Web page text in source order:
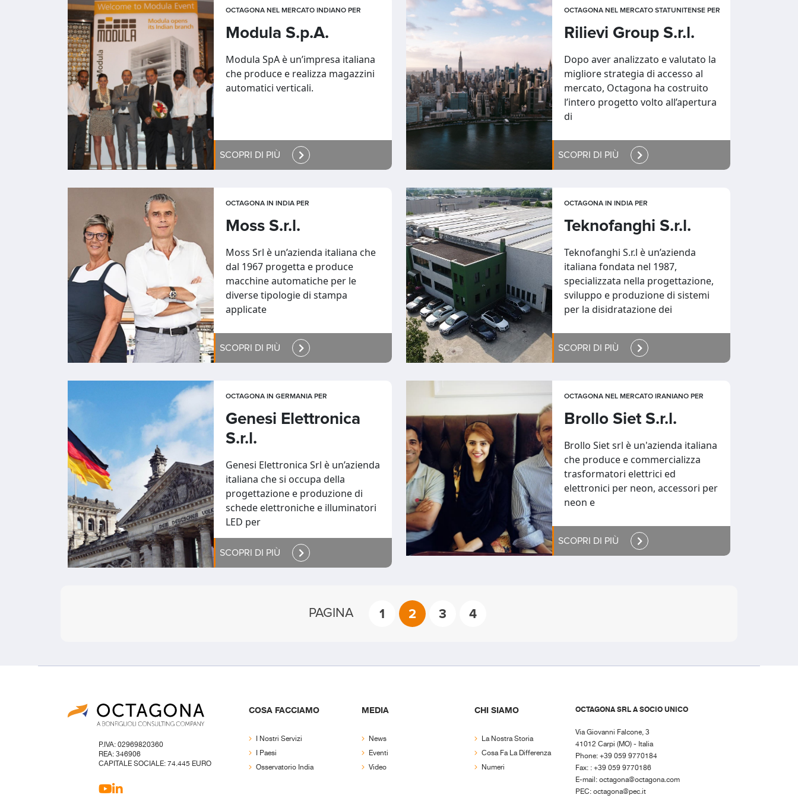
OCTAGONA NEL MERCATO INDIANO PER
Modula S.p.A.
Modula SpA è un’impresa italiana
che produce e realizza magazzini
automatici verticali.
SCOPRI DI PIÙ
OCTAGONA NEL MERCATO STATUNITENSE PER
Rilievi Group S.r.l.
Dopo aver analizzato e valutato la
migliore strategia di accesso al
mercato, Octagona ha costruito
l’intero progetto volto all’apertura
di
SCOPRI DI PIÙ
OCTAGONA IN INDIA PER
Moss S.r.l.
Moss Srl è un’azienda italiana che
dal 1967 progetta e produce
macchine automatiche per le
diverse tipologie di stampa
applicate
SCOPRI DI PIÙ
OCTAGONA IN INDIA PER
Teknofanghi S.r.l.
Teknofanghi S.r.l è un’azienda
italiana fondata nel 1987,
specializzata nella progettazione,
sviluppo e produzione di sistemi
per la disidratazione dei
SCOPRI DI PIÙ
OCTAGONA IN GERMANIA PER
Genesi Elettronica
S.r.l.
Genesi Elettronica Srl è un’azienda
italiana che si occupa della
progettazione e produzione di
schede elettroniche e illuminatori
LED per
SCOPRI DI PIÙ
OCTAGONA NEL MERCATO IRANIANO PER
Brollo Siet S.r.l.
Brollo Siet srl è un'azienda italiana
che produce e commercializza
trasformatori elettrici ed
elettronici per neon, accessori per
neon e
SCOPRI DI PIÙ
PAGINA 1 2 3 4
P.IVA: 02969820360
REA: 346906
CAPITALE SOCIALE: 74.445 EURO
COSA FACCIAMO
I Nostri Servizi
I Paesi
Osservatorio India
MEDIA
News
Eventi
Video
CHI SIAMO
La Nostra Storia
Cosa Fa La Differenza
Numeri
OCTAGONA SRL A SOCIO UNICO
Via Giovanni Falcone, 3
41012 Carpi (MO) - Italia
Phone: +39 059 9770184
Fax: : +39 059 9770186
E-mail:octagona@octagona.com
PEC:octagona@pec.it